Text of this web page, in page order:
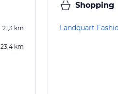
21,3 km
23,4 km
Shopping
Landquart